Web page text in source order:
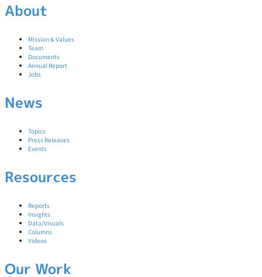
About
Mission & Values
Team
Documents
Annual Report
Jobs
News
Topics
Press Releases
Events
Resources
Reports
Insights
Data/Visuals
Columns
Videos
Our Work